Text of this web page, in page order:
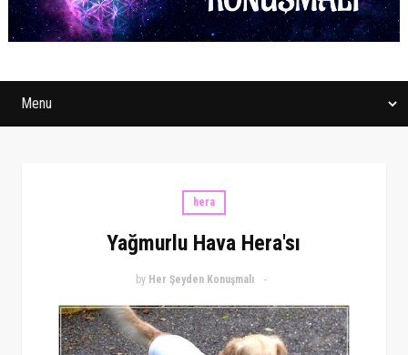
hera
Yağmurlu Hava Hera'sı
by Her Şeyden Konuşmalı